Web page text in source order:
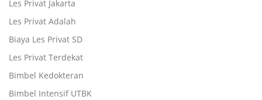
Les Privat Jakarta
Les Privat Adalah
Biaya Les Privat SD
Les Privat Terdekat
Bimbel Kedokteran
Bimbel Intensif UTBK